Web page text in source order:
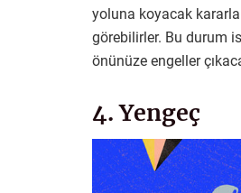
yoluna koyacak
görebilirler. Bu durum
önünüze engeller
4. Yengeç